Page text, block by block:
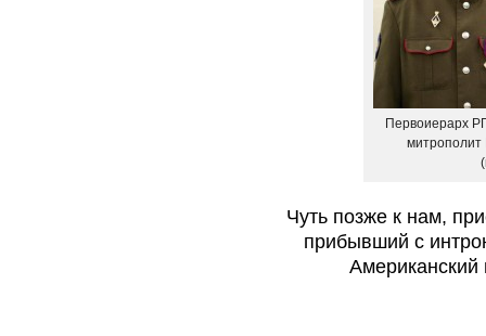
Первоиерарх
Чуть позже к нам,
прибывший с